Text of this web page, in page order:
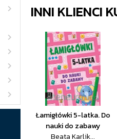
INNI KLIENCI
Łamigłówki 5-latka. Do
nauki do zabawy
Beata Karlik...